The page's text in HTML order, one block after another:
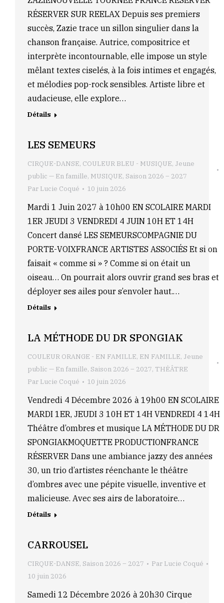
RÉSERVER SUR REELAX Depuis ses premiers
succès, Zazie trace un sillon singulier dans la
chanson française. Autrice, compositrice et
interprète incontournable, elle impose un style
mêlant textes ciselés, à la fois intimes et engagés,
et mélodies pop-rock sensibles. Artiste libre et
audacieuse, elle explore…
Détails
LES SEMEURS
CIRQUE-DANSE, COULEUR BLEU - MUSIQUE, Jeune
public — En famille, MUSIQUE, Saison 2026 – 2027
Par Lucie Coqué 10 juin 2026
Mardi 1 Juin 2027 à 10h00 EN SCOLAIRE MARDI
1ER JEUDI 3 VENDREDI 4 JUIN 10H ET 14H
Concert dansé LES SEMEURSCOMPAGNIE DU
PORTE-VOIXFRANCE ARTISTES ASSOCIÉS Et si on
faisait « comme si » ? Comme si on était un
oiseau… On pourrait alors ouvrir grand ses bras et
déployer ses ailes pour s’envoler haut.…
Détails
LA MÉTHODE DU DR SPONGIAK
COULEUR ORANGE - EN FAMILLE, EN FAMILLE, Jeune
public — En famille, Saison 2026 – 2027, THÉÂTRE
Par Lucie Coqué 10 juin 2026
Vendredi 4 Décembre 2026 à 19h00 EN SCOLAIRE
MARDI 1ER, JEUDI 3 10H ET 14H VENDREDI 4 14H
Théâtre d’ombres et musique LA MÉTHODE DU DR
SPONGIAKMOQUETTE PRODUCTIONFRANCE
RÉSERVER Dans une ambiance jazzy des années
30, un trio d’artistes réenchante le théâtre
d’ombres avec une pépite visuelle, inventive et
malicieuse. Avec ses airs de laboratoire…
Détails
CARROUSEL
CIRQUE-DANSE, Saison 2026 – 2027 Par Lucie Coqué
10 juin 2026
Samedi 12 Décembre 2026 à 20h30 Cirque